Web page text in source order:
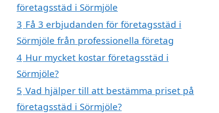
företagsstäd i Sörmjöle
3 Få 3 erbjudanden för företagsstäd i
Sörmjöle från professionella företag
4 Hur mycket kostar företagsstäd i
Sörmjöle?
5 Vad hjälper till att bestämma priset på
företagsstäd i Sörmjöle?